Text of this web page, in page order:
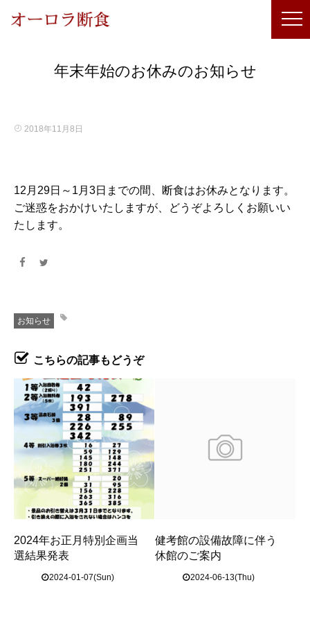
年末年始のお休みのお知らせ
2018年11月8日
12 月 29日～ 1 月 3日までの間、断食はお休みとなります。
ご迷惑をおかけいたしますが、どうぞよろしくお願いい
たします。
お知らせ
こちらの記事もどうぞ
2024年お正月特別企画当
選結果発表
2024-01-07(Sun)
健考館の設備故障に伴う
休館のご案内
2024-06-13(Thu)